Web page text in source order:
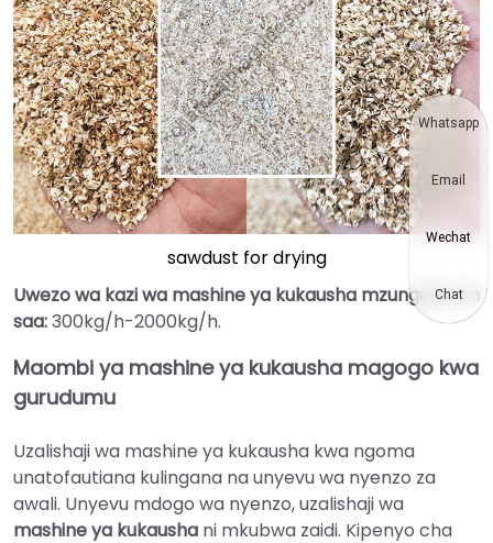
sawdust for drying
Uwezo wa kazi wa mashine ya kukausha mzunguko wa
saa:300kg/h-2000kg/h.
Maombi ya mashine ya kukausha magogo kwa
gurudumu
Uzalishaji wa mashine ya kukausha kwa ngoma
unatofautiana kulingana na unyevu wa nyenzo za
awali. Unyevu mdogo wa nyenzo, uzalishaji wa
mashine ya kukausha ni mkubwa zaidi. Kipenyo cha
Whatsapp
Email
Wechat
Chat